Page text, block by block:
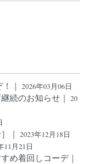
｜ 2026年03月06日
続のお知らせ｜ 20
｜ 2023年12月18日
11月21日
め着回しコーデ｜